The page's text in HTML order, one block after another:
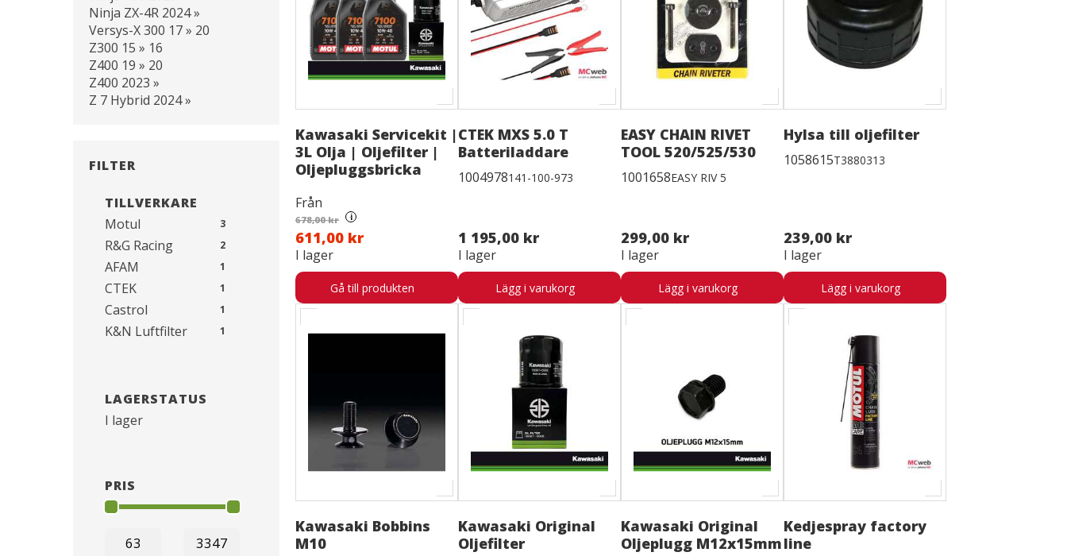
Ninja ZX-4R 2024 »
Versys-X 300 17 » 20
Z300 15 » 16
Z400 19 » 20
Z400 2023 »
Z 7 Hybrid 2024 »
FILTER
TILLVERKARE
Motul
3
R&G Racing 2
AFAM 1
CTEK 1
Castrol 1
K&N Luftfilter 1
LAGERSTATUS
I lager
PRIS
Kawasaki Servicekit |
3L Olja | Oljefilter |
Oljepluggsbricka
Från
678,00 kr i
611,00 kr
I lager
Gå till produkten
CTEK MXS 5.0 T
Batteriladdare
1004978141-100-973
1 195,00 kr
I lager
Lägg i varukorg
EASY CHAIN RIVET
TOOL 520/525/530
1001658EASY RIV 5
299,00 kr
I lager
Lägg i varukorg
Hylsa till oljefilter
1058615T3880313
239,00 kr
I lager
Lägg i varukorg
Kawasaki Bobbins
M10
Kawasaki Original
Oljefilter
Kawasaki Original
Oljeplugg M12x15mm
Kedjespray factory
line